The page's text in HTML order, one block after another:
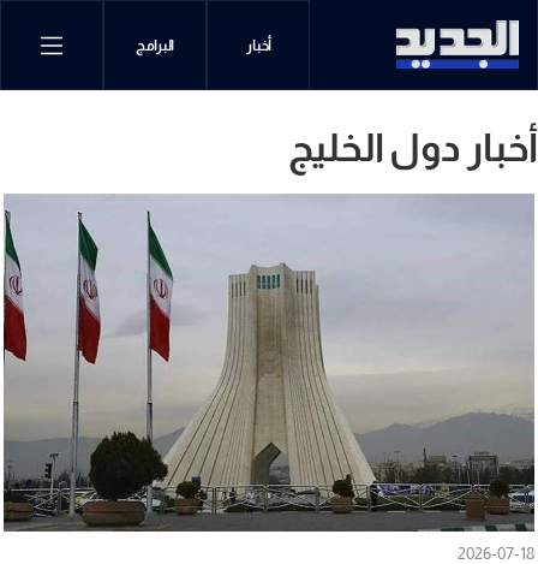
أخبار البرامج
أخبار دول الخليج
2026-07-18